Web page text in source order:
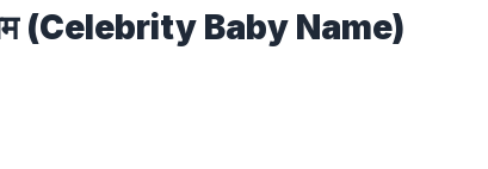
(Celebrity Baby Name)